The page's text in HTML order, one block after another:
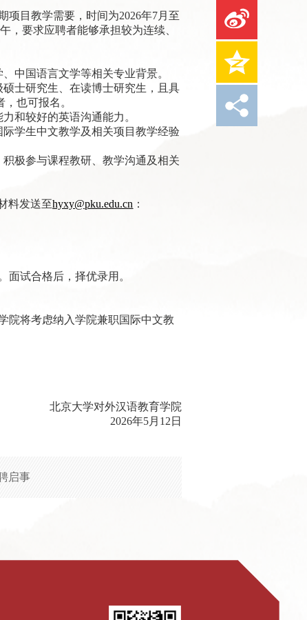
项目教学需要，时间为2026年7月至
，要求应聘者能够承担较为连续、
中国语言文学等相关专业背景。
士研究生、在读博士研究生，且具
也可报名。
和较好的英语沟通能力。
学生中文教学及相关项目教学经验
极参与课程教研、教学沟通及相关
料发送至hyxy@pku.edu.cn ：
面试合格后，择优录用。
院将考虑纳入学院兼职国际中文教
北京大学对外汉语教育学院
2026年5月12日
启事